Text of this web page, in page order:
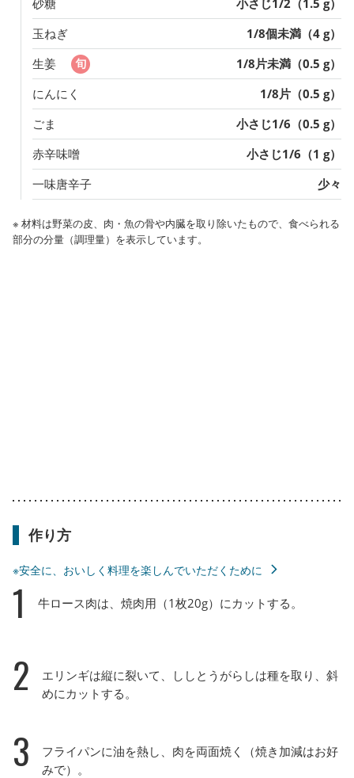
玉ねぎ
1/8個未満（4 g）
生姜
1/8片未満（0.5 g）
にんにく
1/8片（0.5 g）
ごま
小さじ1/6（0.5 g）
赤辛味噌
小さじ1/6（1 g）
一味唐辛子
少々
※ 材料は野菜の皮、肉・魚の骨や内臓を取り除いたもので、食べられる
部分の分量（調理量）を表示しています。
作り方
※安全に、おいしく料理を楽しんでいただくために
1 牛ロース肉は、焼肉用（1枚20g）にカットする。
2
エリンギは縦に裂いて、ししとうがらしは種を取り、斜
めにカットする。
3
フライパンに油を熱し、肉を両面焼く（焼き加減はお好
みで）。